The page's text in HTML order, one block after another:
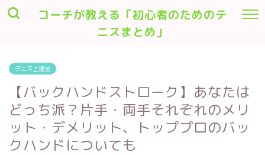
コーチが教える「初心者のためのテ
ニスまとめ」
テニス上達法
【バックハンドストローク】あなたは
どっち派？片手・両手それぞれのメリ
ット・デメリット、トッププロのバッ
クハンドについても